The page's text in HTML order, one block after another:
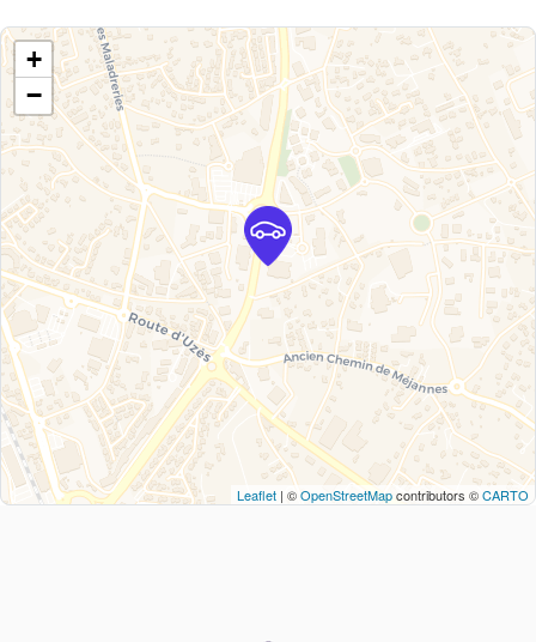
+
−
Leaflet | ©OpenStreetMapcontributors ©CARTO